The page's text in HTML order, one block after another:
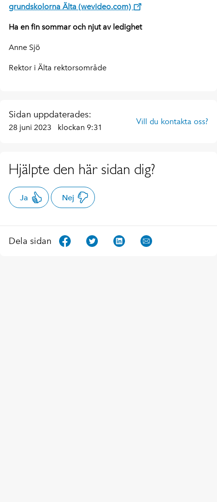
grundskolorna Älta (wevideo.com)
Ha en fin sommar och njut av ledighet
Anne Sjö
Rektor i Älta rektorsområde
Sidan uppdaterades:
28 juni 2023 klockan 9:31
Vill du kontakta oss?
Hjälpte den här sidan dig?
Ja Nej
Dela sidan